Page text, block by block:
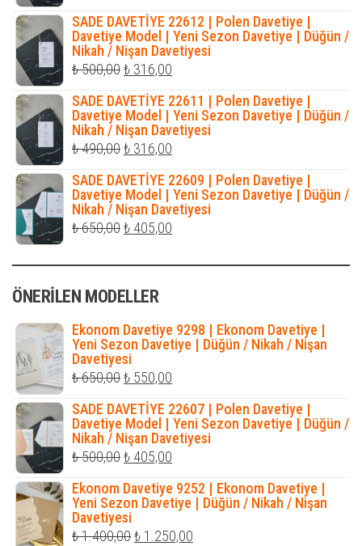
fiyat:
₺ 450,00.
andaki
fiyat:
₺ 316,00.
SADE DAVETİYE 22612 | Polen Davetiye |
Davetiye Model | Yeni Sezon Davetiye | Düğün /
Nikah / Nişan Davetiyesi
₺500,00Orijinal
fiyat:
₺ 500,00.
₺ 316,00
andaki
fiyat:
₺ 316,00.
SADE DAVETİYE 22611 | Polen Davetiye |
Davetiye Model | Yeni Sezon Davetiye | Düğün /
Nikah / Nişan Davetiyesi
₺490,00Orijinal
fiyat:
₺ 490,00.
₺ 316,00
andaki
fiyat:
₺ 316,00.
SADE DAVETİYE 22609 | Polen Davetiye |
Davetiye Model | Yeni Sezon Davetiye | Düğün /
Nikah / Nişan Davetiyesi
₺650,00Orijinal
₺ 405,00
ÖNERILEN MODELLER
Ekonom Davetiye 9298 | Ekonom Davetiye |
Yeni Sezon Davetiye | Düğün / Nikah / Nişan
Davetiyesi
₺650,00Orijinal
fiyat:
₺ 650,00.
₺ 550,00
andaki
fiyat:
₺ 550,00.
SADE DAVETİYE 22607 | Polen Davetiye |
Davetiye Model | Yeni Sezon Davetiye | Düğün /
Nikah / Nişan Davetiyesi
₺500,00Orijinal
fiyat:
₺ 500,00.
₺ 405,00
andaki
fiyat:
Ekonom Davetiye 9252 | Ekonom Davetiye |
Yeni Sezon Davetiye | Düğün / Nikah / Nişan
Davetiyesi
₺1.400,00Orijinal
₺ 1.250,00